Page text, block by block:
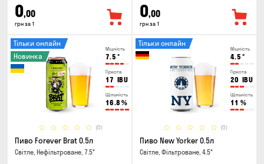
0,00
грн за 1
0,00
грн за 1
Міцність
7.5 °
Гіркота
17 IBU
Щільність
16.8 %
(0)
Тільки онлайн
Новинка
Пиво Forever Brat 0.5л
Світле, Нефільтроване, 7.5°
Міцність
4.5 °
Гіркота
20 IBU
Щільність
11 %
(0)
Тільки онлайн
Пиво New Yorker 0.5л
Світле, Фільтроване, 4.5°